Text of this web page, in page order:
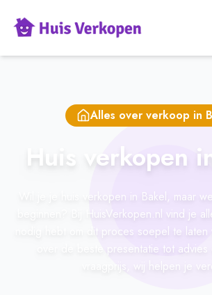
Alles over verkoop in
Huis verkopen
Wil je je huis verkopen in Bakel, maar
beginnen? Bij HuisVerkopen.nl vind je
nodig hebt om dit proces soepel te laten
over de beste presentatie tot advies
vraagprijs, wij helpen je